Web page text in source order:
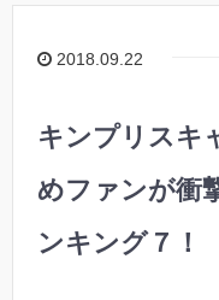
2018.09.22
キンプリスキ
めファンが衝
ンキング７！